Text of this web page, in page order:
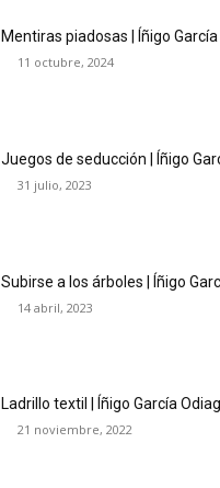
Mentiras piadosas | Íñigo
11 octubre, 2024
Juegos de seducción | Íñigo
31 julio, 2023
Subirse a los árboles | Íñigo
14 abril, 2023
Ladrillo textil | Íñigo García
21 noviembre, 2022